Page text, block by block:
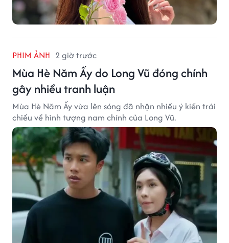
PHIM ẢNH 2 giờ trước
Mùa Hè Năm Ấy do Long Vũ đóng chính
gây nhiều tranh luận
Mùa Hè Năm Ấy vừa lên sóng đã nhận nhiều ý kiến trái
chiều về hình tượng nam chính của Long Vũ.